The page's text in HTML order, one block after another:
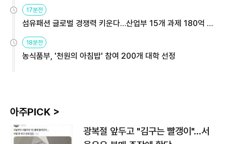
용해야
17분전
섬유패션 글로벌 경쟁력 키운다…산업부 15개 과제 180억 지
원
18분전
농식품부, '천원의 아침밥' 참여 200개 대학 선정
아주PICK >
광복절 앞두고 "김구는 빨갱이"…서